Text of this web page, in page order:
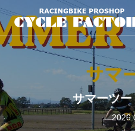
サマーツ